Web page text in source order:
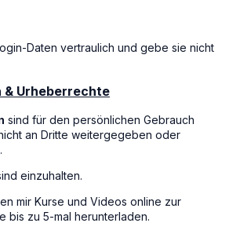
Daten vertraulich und gebe sie nicht
& Urheberrechte
sind für den persönlichen Gebrauch
an Dritte weitergegeben oder
einzuhalten.
mir Kurse und Videos online zur
bis zu 5-mal herunterladen.